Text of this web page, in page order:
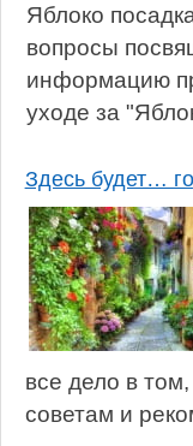
Яблоко
вопросы
информацию
уходе за
Здесь будет…
все дело в
советам и